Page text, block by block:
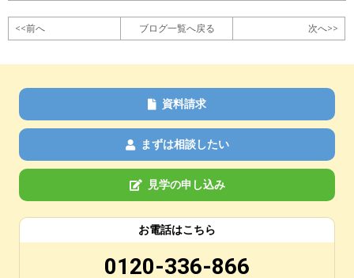
<<前へ ブログ一覧へ戻る 次へ>>
資料請求
まずは相談したい
見学の申し込み
お電話はこちら
0120-336-866